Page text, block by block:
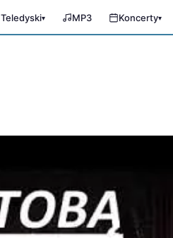
Teledyski▾ MP3 Koncerty▾